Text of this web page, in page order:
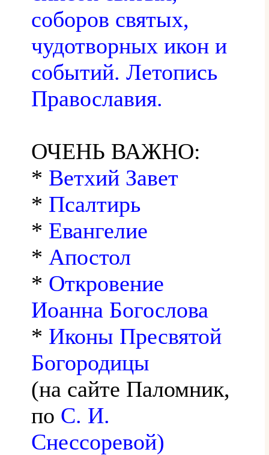
соборов святых,
чудотворных икон и
событий. Летопись
Православия.
ОЧЕНЬ ВАЖНО:
* Ветхий Завет
* Псалтирь
* Евангелие
* Апостол
* Откровение
Иоанна Богослова
* Иконы Пресвятой
Богородицы
(на сайте Паломник,
по С. И.
Снессоревой)